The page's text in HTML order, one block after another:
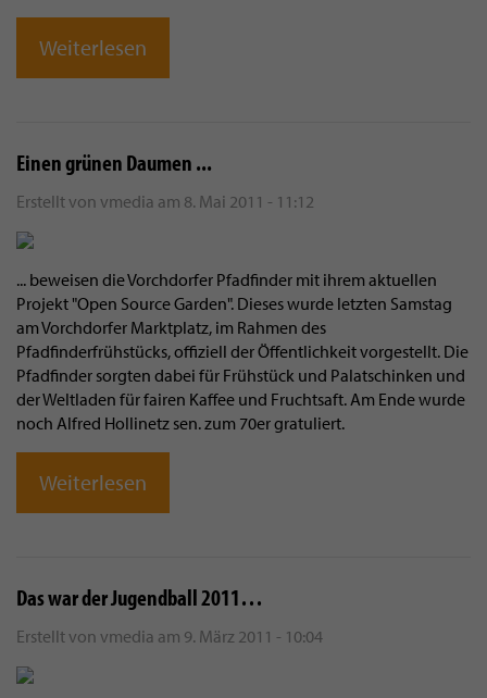
Weiterlesen
Einen grünen Daumen ...
Erstellt von vmedia am 8. Mai 2011 - 11:12
... beweisen die Vorchdorfer Pfadfinder mit ihrem aktuellen
Projekt "Open Source Garden". Dieses wurde letzten Samstag
am Vorchdorfer Marktplatz, im Rahmen des
Pfadfinderfrühstücks, offiziell der Öffentlichkeit vorgestellt. Die
Pfadfinder sorgten dabei für Frühstück und Palatschinken und
der Weltladen für fairen Kaffee und Fruchtsaft. Am Ende wurde
noch Alfred Hollinetz sen. zum 70er gratuliert.
Weiterlesen
Das war der Jugendball 2011…
Erstellt von vmedia am 9. März 2011 - 10:04